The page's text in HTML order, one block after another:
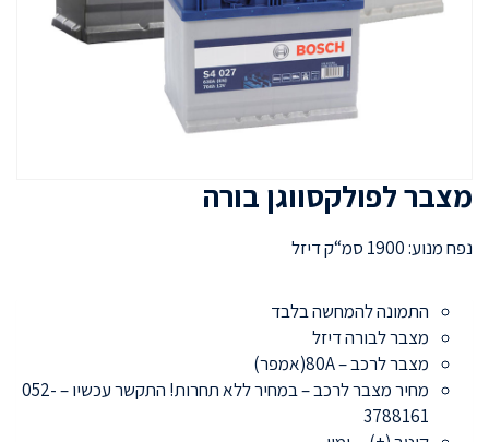
מצבר לפולקסווגן בורה
נפח מנוע: 1900 סמ“ק דיזל
התמונה להמחשה בלבד
מצבר לבורה דיזל
מצבר לרכב – 80A(אמפר)
מחיר מצבר לרכב – במחיר ללא תחרות! התקשר עכשיו – 052-
3788161